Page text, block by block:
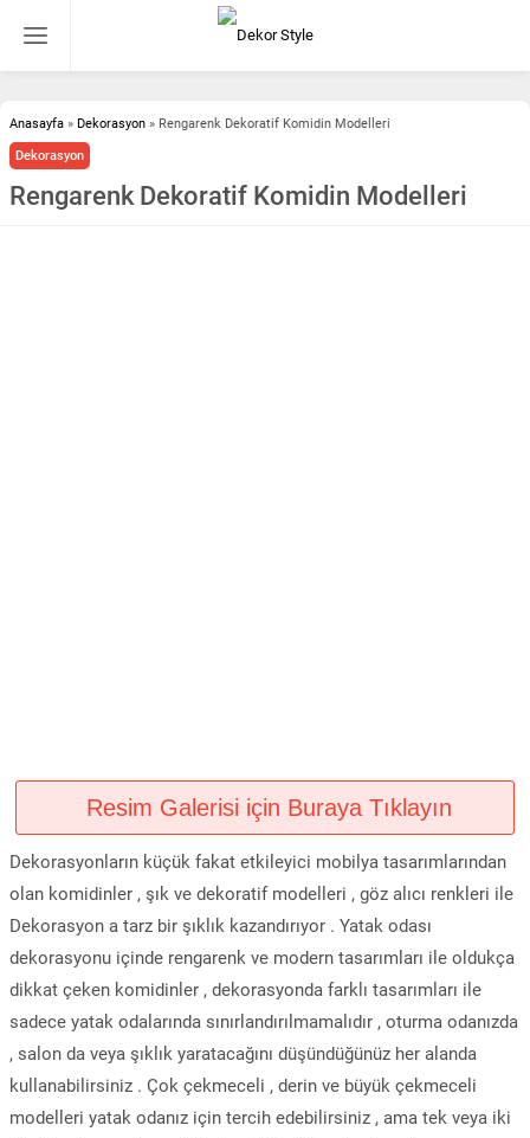
Anasayfa » Dekorasyon » Rengarenk Dekoratif Komidin Modelleri
Dekorasyon
Rengarenk Dekoratif Komidin Modelleri
Resim Galerisi için Buraya Tıklayın
Dekorasyonların küçük fakat etkileyici mobilya tasarımlarından
olan komidinler , şık ve dekoratif modelleri , göz alıcı renkleri ile
Dekorasyon a tarz bir şıklık kazandırıyor . Yatak odası
dekorasyonu içinde rengarenk ve modern tasarımları ile oldukça
dikkat çeken komidinler , dekorasyonda farklı tasarımları ile
sadece yatak odalarında sınırlandırılmamalıdır , oturma odanızda
, salon da veya şıklık yaratacağını düşündüğünüz her alanda
kullanabilirsiniz . Çok çekmeceli , derin ve büyük çekmeceli
modelleri yatak odanız için tercih edebilirsiniz , ama tek veya iki